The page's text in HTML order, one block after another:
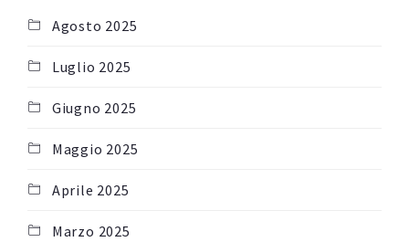
Agosto 2025
Luglio 2025
Giugno 2025
Maggio 2025
Aprile 2025
Marzo 2025